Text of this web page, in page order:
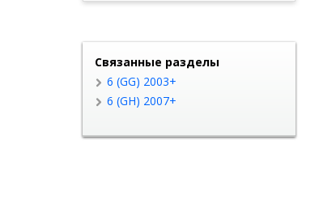
Связанные разделы
6 (GG) 2003+
6 (GH) 2007+